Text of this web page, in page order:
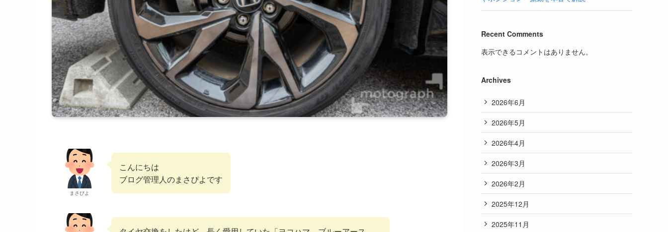
まさぴよ
こんにちは
ブログ管理人のまさぴよです
Recent Comments
表示できるコメントはありません。
Archives
2026年6月
2026年5月
2026年4月
2026年3月
2026年2月
2025年12月
2025年11月